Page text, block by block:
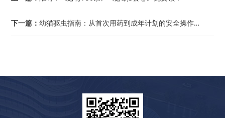
下一篇：幼猫驱虫指南：从首次用药到成年计划的安全操作时间轴